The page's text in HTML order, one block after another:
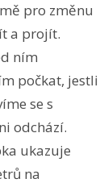
pro změnu
a projít.
ním
počkat, jestli
se s
odchází.
ukazuje
na